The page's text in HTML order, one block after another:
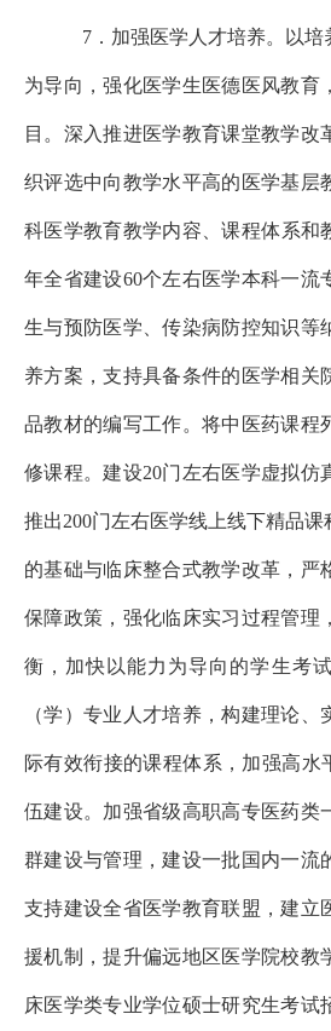
7．加强医学人才培养。以
为导向，强化医学生医德医风教育
目。深入推进医学教育课堂教学改
织评选中向教学水平高的医学基层
科医学教育教学内容、课程体系和
年全省建设60个左右医学本科一流
生与预防医学、传染病防控知识等
养方案，支持具备条件的医学相关
品教材的编写工作。将中医药课程
修课程。建设20门左右医学虚拟仿
推出200门左右医学线上线下精品
的基础与临床整合式教学改革，严
保障政策，强化临床实习过程管理
衡，加快以能力为导向的学生考
（学）专业人才培养，构建理论
际有效衔接的课程体系，加强高水
伍建设。加强省级高职高专医药类
群建设与管理，建设一批国内一流
支持建设全省医学教育联盟，建立
援机制，提升偏远地区医学院校教
床医学类专业学位硕士研究生考试